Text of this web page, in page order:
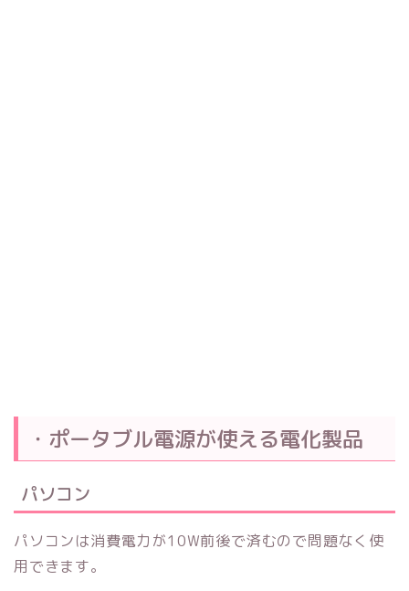
・ポータブル電源が使える電化製品
パソコン
パソコンは消費電力が10W前後で済むので問題なく使
用できます。